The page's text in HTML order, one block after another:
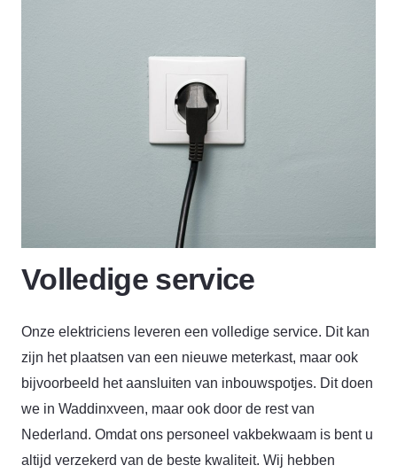
Volledige service
Onze elektriciens leveren een volledige service. Dit kan
zijn het plaatsen van een nieuwe meterkast, maar ook
bijvoorbeeld het aansluiten van inbouwspotjes. Dit doen
we in Waddinxveen, maar ook door de rest van
Nederland. Omdat ons personeel vakbekwaam is bent u
altijd verzekerd van de beste kwaliteit. Wij hebben